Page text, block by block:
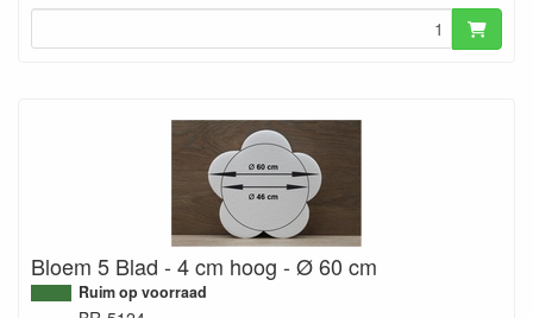
Bloem 5 Blad - 4 cm hoog - Ø 60 cm
Ruim op voorraad